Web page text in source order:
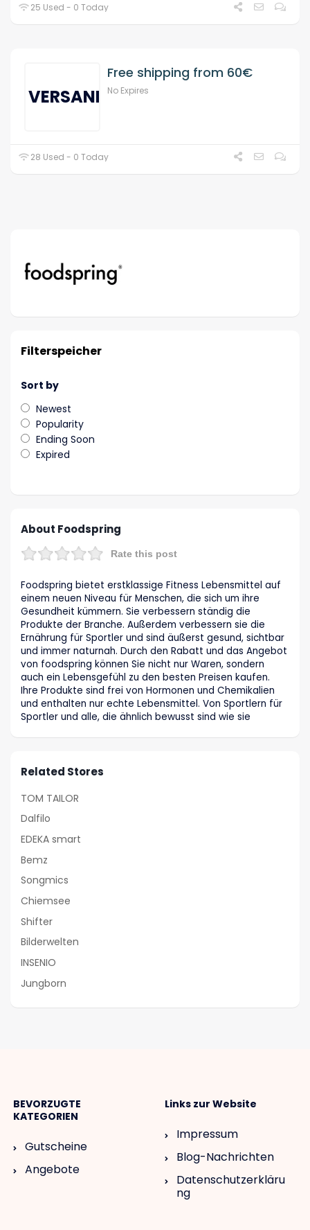
25 Used - 0 Today
VERSAND
Free shipping from 60€
No Expires
28 Used - 0 Today
Filterspeicher
Sort by
Newest
Popularity
Ending Soon
Expired
About Foodspring
Rate this post
Foodspring bietet erstklassige Fitness Lebensmittel auf
einem neuen Niveau für Menschen, die sich um ihre
Gesundheit kümmern. Sie verbessern ständig die
Produkte der Branche. Außerdem verbessern sie die
Ernährung für Sportler und sind äußerst gesund, sichtbar
und immer naturnah. Durch den Rabatt und das Angebot
von foodspring können Sie nicht nur Waren, sondern
auch ein Lebensgefühl zu den besten Preisen kaufen.
Ihre Produkte sind frei von Hormonen und Chemikalien
und enthalten nur echte Lebensmittel. Von Sportlern für
Sportler und alle, die ähnlich bewusst sind wie sie
Related Stores
TOM TAILOR
Dalfilo
EDEKA smart
Bemz
Songmics
Chiemsee
Shifter
Bilderwelten
INSENIO
Jungborn
BEVORZUGTE
KATEGORIEN
Gutscheine
Angebote
Links zur Website
Impressum
Blog-Nachrichten
Datenschutzerkläru
ng